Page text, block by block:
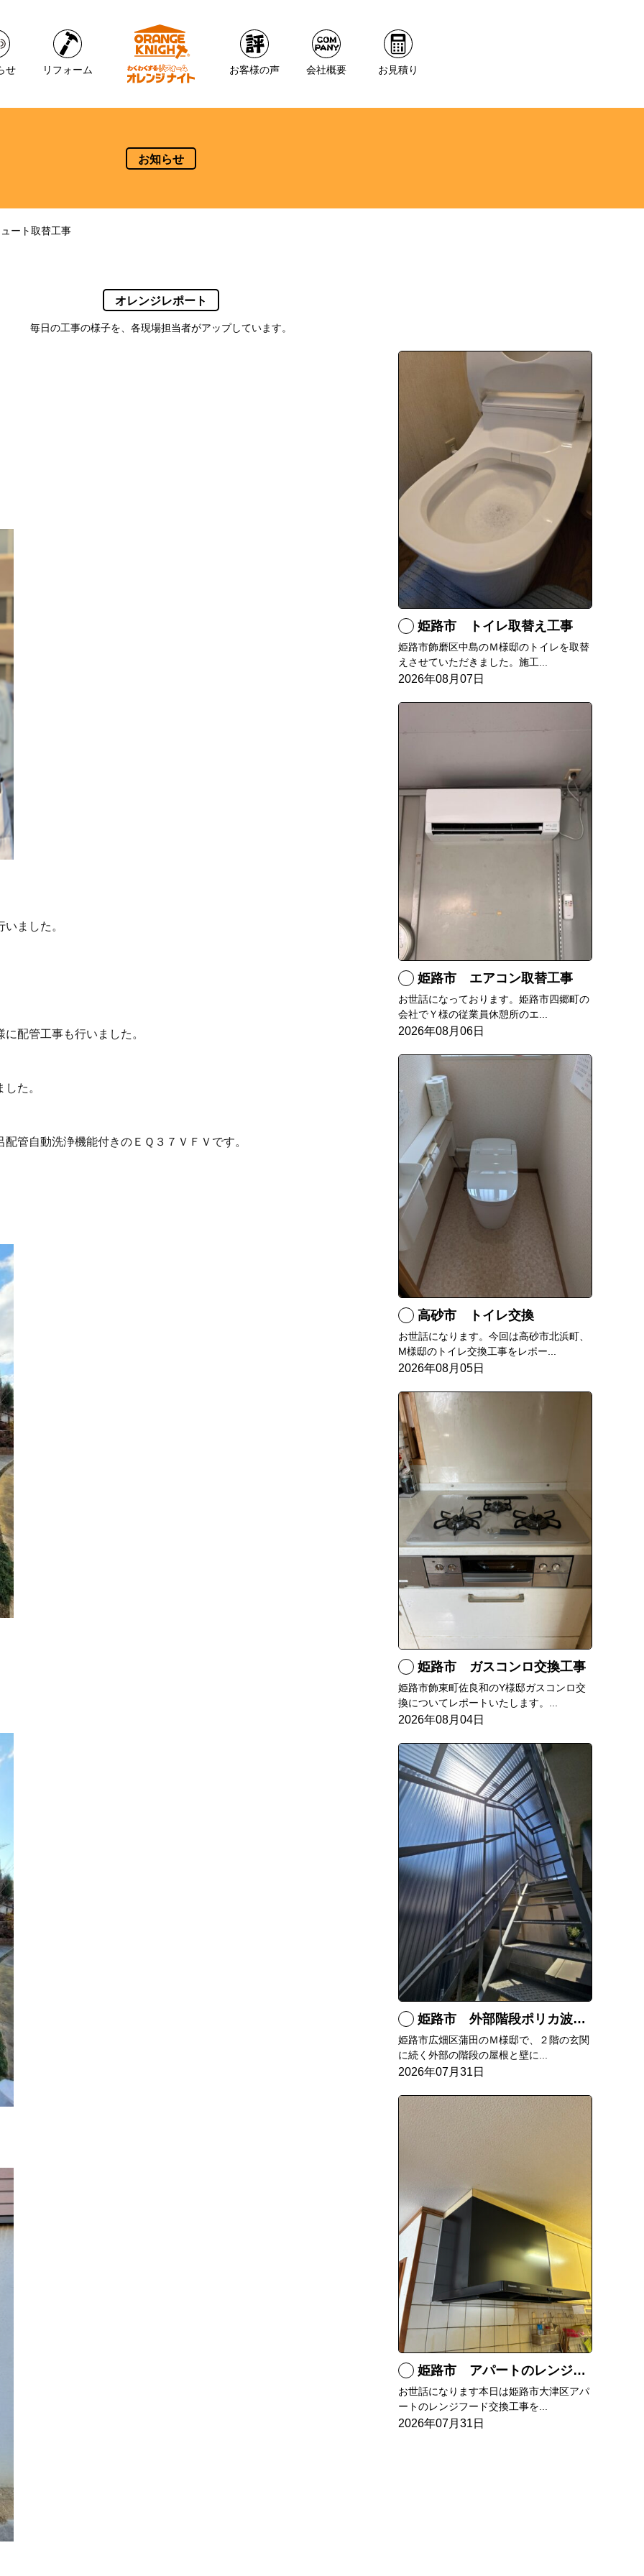
せ リフォーム お客様の声 会社概要 お見積り
お知らせ
ート取替工事
オレンジレポート
毎日の工事の様子を、各現場担当者がアップしています。
ました。
配管工事も行いました。
た。
管自動洗浄機能付きのＥＱ３７ＶＦＶです。
姫路市 トイレ取替え工事
姫路市飾磨区中島のＭ様邸のトイレを取替
えさせていただきました。施工...
2026年08月07日
姫路市 エアコン取替工事
お世話になっております。姫路市四郷町の
会社でＹ様の従業員休憩所のエ...
2026年08月06日
高砂市 トイレ交換
お世話になります。今回は高砂市北浜町、
M様邸のトイレ交換工事をレポー...
2026年08月05日
姫路市 ガスコンロ交換工事
姫路市飾東町佐良和のY様邸ガスコンロ交
換についてレポートいたします。...
2026年08月04日
姫路市 外部階段ポリカ波板張替工事
姫路市広畑区蒲田のＭ様邸で、２階の玄関
に続く外部の階段の屋根と壁に...
2026年07月31日
姫路市 アパートのレンジフード交換
お世話になります本日は姫路市大津区アパ
ートのレンジフード交換工事を...
2026年07月31日